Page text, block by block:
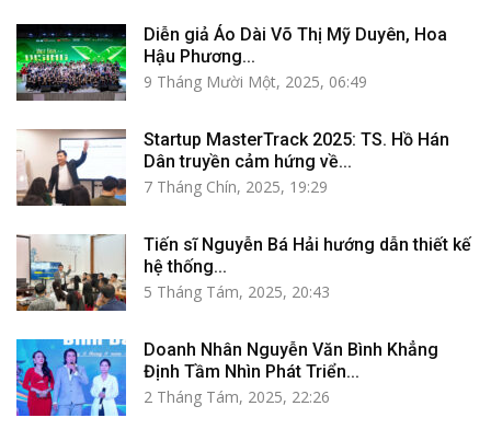
Diễn giả Áo Dài Võ Thị Mỹ Duyên, Hoa
Hậu Phương...
9 Tháng Mười Một, 2025, 06:49
Startup MasterTrack 2025: TS. Hồ Hán
Dân truyền cảm hứng về...
7 Tháng Chín, 2025, 19:29
Tiến sĩ Nguyễn Bá Hải hướng dẫn thiết kế
hệ thống...
5 Tháng Tám, 2025, 20:43
Doanh Nhân Nguyễn Văn Bình Khẳng
Định Tầm Nhìn Phát Triển...
2 Tháng Tám, 2025, 22:26